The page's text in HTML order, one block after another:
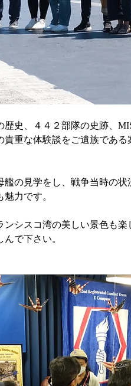
歴史、４４２部隊の史跡、
貴重な体験談をご遺族であ
艦の見学をし、戦争当時の
力です。
シスコ湾の美しい景色も
で下さい。